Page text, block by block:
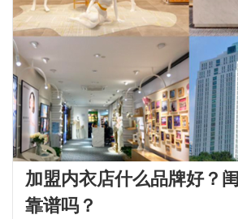
加盟内衣店什么品牌好？
靠谱吗？